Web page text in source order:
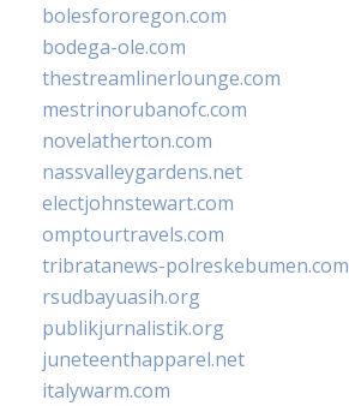
bolesfororegon.com
bodega-ole.com
thestreamlinerlounge.com
mestrinorubanofc.com
novelatherton.com
nassvalleygardens.net
electjohnstewart.com
omptourtravels.com
tribratanews-polreskebumen.com
rsudbayuasih.org
publikjurnalistik.org
juneteenthapparel.net
italywarm.com